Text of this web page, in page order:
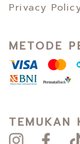
Privacy
METODE
TEMUKAN